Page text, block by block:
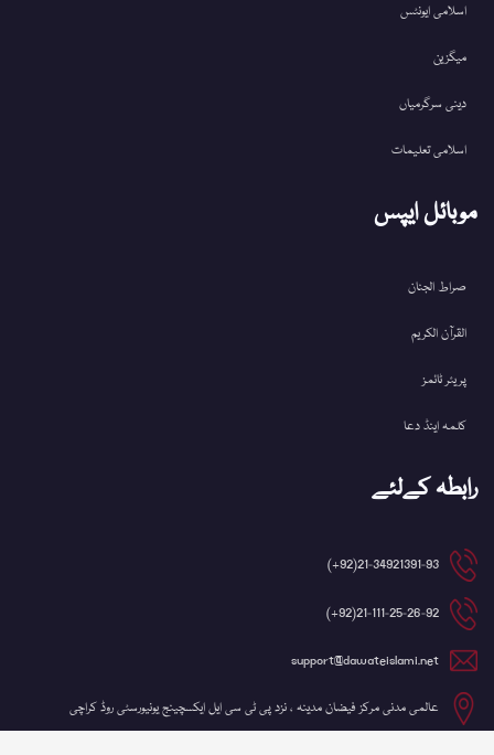
اسلامی ایونٹس
میگزین
دینی سرگرمیاں
اسلامی تعلیمات
موبائل ایپس
صراط الجنان
القرآن الکریم
پریئر ٹائمز
کلمہ اینڈ دعا
رابطہ کےلئے
21-34921391-93(92+)
21-111-25-26-92(92+)
support@dawateislami.net
عالمی مدنی مرکز فیضان مدینہ ، نزد پی ٹی سی ایل ایکسچینج یونیورسٹی روڈ کراچی